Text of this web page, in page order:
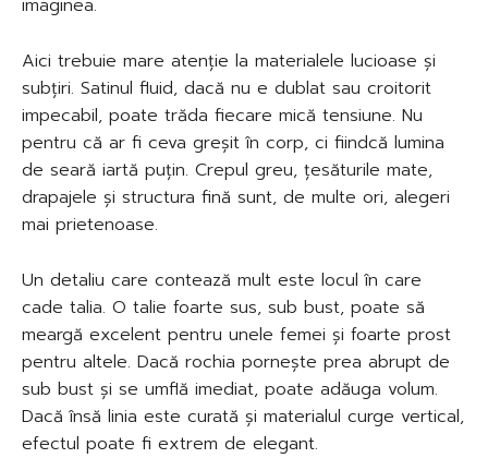
Aici trebuie mare atenție la materialele lucioase și
subțiri. Satinul fluid, dacă nu e dublat sau croitorit
impecabil, poate trăda fiecare mică tensiune. Nu
pentru că ar fi ceva greșit în corp, ci fiindcă lumina
de seară iartă puțin. Crepul greu, țesăturile mate,
drapajele și structura fină sunt, de multe ori, alegeri
mai prietenoase.
Un detaliu care contează mult este locul în care
cade talia. O talie foarte sus, sub bust, poate să
meargă excelent pentru unele femei și foarte prost
pentru altele. Dacă rochia pornește prea abrupt de
sub bust și se umflă imediat, poate adăuga volum.
Dacă însă linia este curată și materialul curge vertical,
efectul poate fi extrem de elegant.